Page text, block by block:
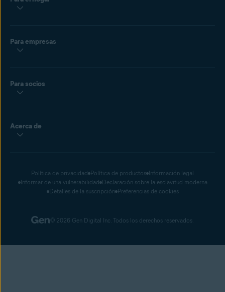
Para empresas
Para socios
Acerca de
Política de privacidad Política de productos Información legal
Informar de una vulnerabilidad Declaración sobre la esclavitud moderna
Detalles de la suscripción Preferencias de cookies
© 2026 Gen Digital Inc. Todos los derechos reservados.